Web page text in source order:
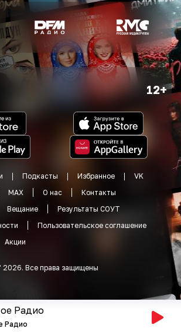
12+
Подкасты Избранное
VK
MAX О нас
Контакты
Вещание
Результаты СОУТ
Пользовательское соглашение
Акции
2026. Все права защищены
Радио
Радио